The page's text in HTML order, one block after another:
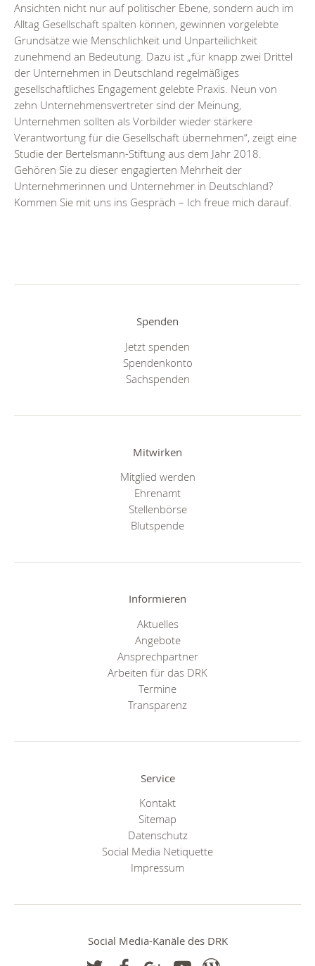
Ansichten nicht nur auf politischer Ebene, sondern auch im
Alltag Gesellschaft spalten können, gewinnen vorgelebte
Grundsätze wie Menschlichkeit und Unparteilichkeit
zunehmend an Bedeutung. Dazu ist „für knapp zwei Drittel
der Unternehmen in Deutschland regelmäßiges
gesellschaftliches Engagement gelebte Praxis. Neun von
zehn Unternehmensvertreter sind der Meinung,
Unternehmen sollten als Vorbilder wieder stärkere
Verantwortung für die Gesellschaft übernehmen“, zeigt eine
Studie der Bertelsmann-Stiftung aus dem Jahr 2018.
Gehören Sie zu dieser engagierten Mehrheit der
Unternehmerinnen und Unternehmer in Deutschland?
Kommen Sie mit uns ins Gespräch – Ich freue mich darauf.
Spenden
Jetzt spenden
Spendenkonto
Sachspenden
Mitwirken
Mitglied werden
Ehrenamt
Stellenbörse
Blutspende
Informieren
Aktuelles
Angebote
Ansprechpartner
Arbeiten für das DRK
Termine
Transparenz
Service
Kontakt
Sitemap
Datenschutz
Social Media Netiquette
Impressum
Social Media-Kanäle des DRK